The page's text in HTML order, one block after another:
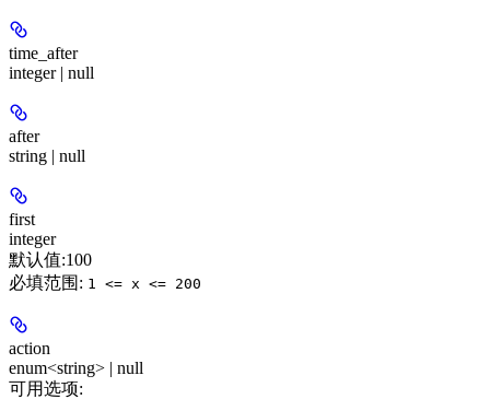
time_after
integer | null
after
string | null
first
integer
默认值:100
必填范围 : 1 <= x <= 200
action
enum<string> | null
可用选项: